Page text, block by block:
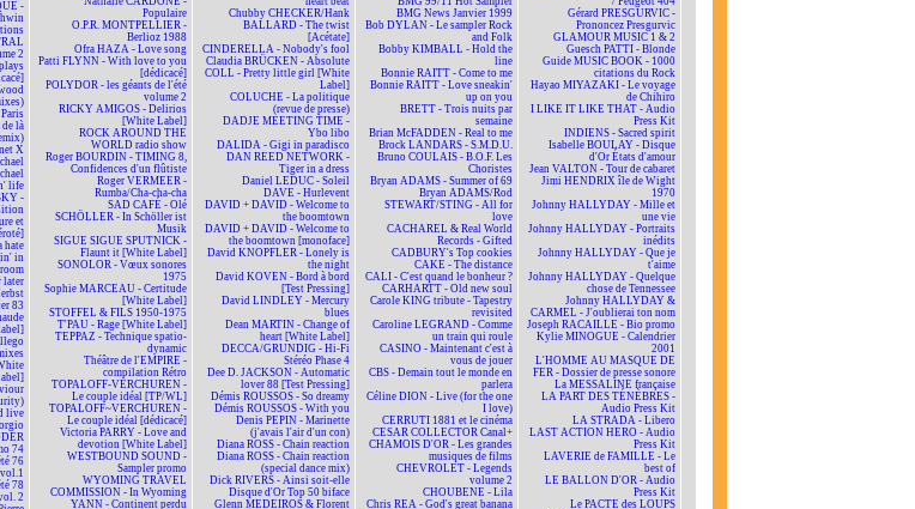
-
2
là
X
life
-
et
hate
in
later
83
live
74
76
vol.1
78
2
Populaire
O.P.R. MONTPELLIER -
Berlioz 1988
Ofra HAZA - Love song
Patti FLYNN - With love to you
[dédicacé]
POLYDOR - les géants de l'été
volume 2
RICKY AMIGOS - Delirios
[White Label]
ROCK AROUND THE
WORLD radio show
Roger BOURDIN - TIMING 8,
Confidences d'un flûtiste
Roger VERMEER -
Rumba/Cha-cha-cha
SAD CAFÉ - Olé
SCHÖLLER - In Schöller ist
Musik
SIGUE SIGUE SPUTNICK -
Flaunt it [White Label]
SONOLOR - Vœux sonores
1975
Sophie MARCEAU - Certitude
[White Label]
STOFFEL & FILS 1950-1975
T'PAU - Rage [White Label]
TEPPAZ - Technique spatio-
dynamic
Théâtre de l'EMPIRE -
compilation Rétro
TOPALOFF-VERCHUREN -
Le couple idéal [TP/WL]
TOPALOFF~VERCHUREN -
Le couple idéal [dédicacé]
Victoria PARRY - Love and
devotion [White Label]
WESTBOUND SOUND -
Sampler promo
WYOMING TRAVEL
COMMISSION - In Wyoming
YANN - Continent perdu
Chubby CHECKER/Hank
BALLARD - The twist
[Acétate]
CINDERELLA - Nobody's fool
Claudia BRÜCKEN - Absolute
COLL - Pretty little girl [White
Label]
COLUCHE - La politique
(revue de presse)
DADJE MEETING TIME -
Ybo libo
DALIDA - Gigi in paradisco
DAN REED NETWORK -
Tiger in a dress
Daniel LEDUC - Soleil
DAVE - Hurlevent
DAVID + DAVID - Welcome to
the boomtown
DAVID + DAVID - Welcome to
the boomtown [monoface]
David KNOPFLER - Lonely is
the night
David KOVEN - Bord à bord
[Test Pressing]
David LINDLEY - Mercury
blues
Dean MARTIN - Change of
heart [White Label]
DECCA/GRUNDIG - Hi-Fi
Stéréo Phase 4
Dee D. JACKSON - Automatic
lover 88 [Test Pressing]
Démis ROUSSOS - So dreamy
Démis ROUSSOS - With you
Denis PEPIN - Marinette
(j'avais l'air d'un con)
Diana ROSS - Chain reaction
Diana ROSS - Chain reaction
(special dance mix)
Dick RIVERS - Ainsi soit-elle
Disque d'Or Top 50 biface
Glenn MEDEIROS & Florent
BMG News Janvier 1999
Bob DYLAN - Le sampler Rock
and Folk
Bobby KIMBALL - Hold the
line
Bonnie RAITT - Come to me
Bonnie RAITT - Love sneakin'
up on you
BRETT - Trois nuits par
semaine
Brian McFADDEN - Real to me
Brock LANDARS - S.M.D.U.
Bruno COULAIS - B.O.F. Les
Choristes
Bryan ADAMS - Summer of 69
Bryan ADAMS/Rod
STEWART/STING - All for
love
CACHAREL & Real World
Records - Gifted
CADBURY's Top cookies
CAKE - The distance
CALI - C'est quand le bonheur ?
CARHARTT - Old new soul
Carole KING tribute - Tapestry
revisited
Caroline LEGRAND - Comme
un train qui roule
CASINO - Maintenant c'est à
vous de jouer
CBS - Demain tout le monde en
parlera
Céline DION - Live (for the one
I love)
CERRUTI 1881 et le cinéma
CESAR COLLECTOR Canal+
CHAMOIS D'OR - Les grandes
musiques de films
CHEVROLET - Legends
volume 2
CHOUBENE - Lila
Chris REA - God's great banana
Gérard PRESGURVIC -
Prononcez Presgurvic
GLAMOUR MUSIC 1 & 2
Guesch PATTI - Blonde
Guide MUSIC BOOK - 1000
citations du Rock
Hayao MIYAZAKI - Le voyage
de Chihiro
I LIKE IT LIKE THAT - Audio
Press Kit
INDIENS - Sacred spirit
Isabelle BOULAY - Disque
d'Or États d'amour
Jean VALTON - Tour de cabaret
Jimi HENDRIX île de Wight
1970
Johnny HALLYDAY - Mille et
une vie
Johnny HALLYDAY - Portraits
inédits
Johnny HALLYDAY - Que je
t'aime
Johnny HALLYDAY - Quelque
chose de Tennessee
Johnny HALLYDAY &
CARMEL - J'oublierai ton nom
Joseph RACAILLE - Bio promo
Kylie MINOGUE - Calendrier
2001
L'HOMME AU MASQUE DE
FER - Dossier de presse sonore
La MESSALINE française
LA PART DES TÉNÈBRES -
Audio Press Kit
LA STRADA - Libero
LAST ACTION HERO - Audio
Press Kit
LAVERIE de FAMILLE - Le
best of
LE BALLON D'OR - Audio
Press Kit
Le PACTE des LOUPS